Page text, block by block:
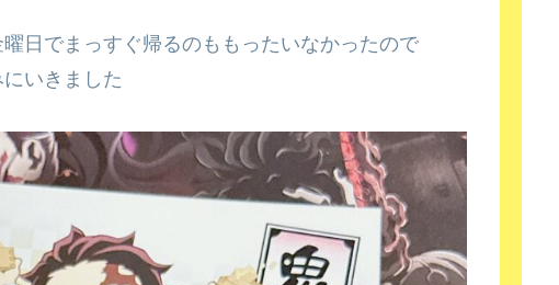
日でまっすぐ帰るのももったいなかったので
いきました